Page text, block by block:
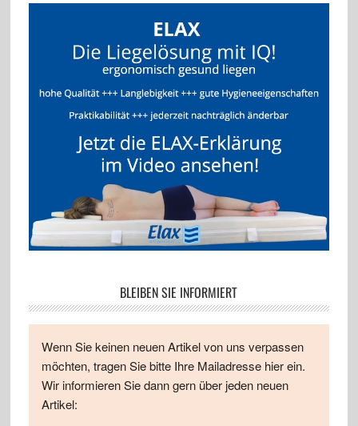
BLEIBEN SIE INFORMIERT
Wenn Sie keinen neuen Artikel von uns verpassen
möchten, tragen Sie bitte Ihre Mailadresse hier ein.
Wir informieren Sie dann gern über jeden neuen
Artikel: